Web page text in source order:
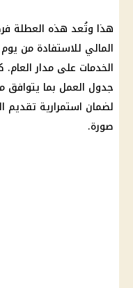
هذا وتُعد هذه العطلة
المالي للاستفادة من
الخدمات على مدار العام.
جدول العمل بما يتوافق
لضمان استمرارية تقديم
صورة.